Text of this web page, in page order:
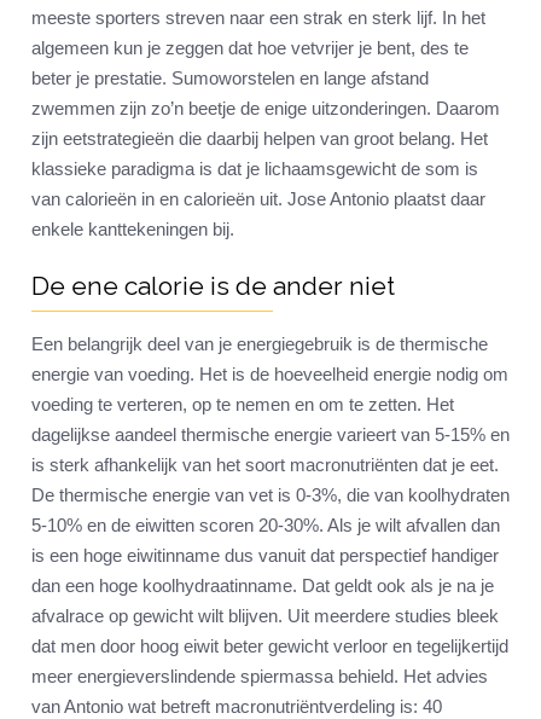
meeste sporters streven naar een strak en sterk lijf. In het
algemeen kun je zeggen dat hoe vetvrijer je bent, des te
beter je prestatie. Sumoworstelen en lange afstand
zwemmen zijn zo’n beetje de enige uitzonderingen. Daarom
zijn eetstrategieën die daarbij helpen van groot belang. Het
klassieke paradigma is dat je lichaamsgewicht de som is
van calorieën in en calorieën uit. Jose Antonio plaatst daar
enkele kanttekeningen bij.
De ene calorie is de ander niet
Een belangrijk deel van je energiegebruik is de thermische
energie van voeding. Het is de hoeveelheid energie nodig om
voeding te verteren, op te nemen en om te zetten. Het
dagelijkse aandeel thermische energie varieert van 5-15% en
is sterk afhankelijk van het soort macronutriënten dat je eet.
De thermische energie van vet is 0-3%, die van koolhydraten
5-10% en de eiwitten scoren 20-30%. Als je wilt afvallen dan
is een hoge eiwitinname dus vanuit dat perspectief handiger
dan een hoge koolhydraatinname. Dat geldt ook als je na je
afvalrace op gewicht wilt blijven. Uit meerdere studies bleek
dat men door hoog eiwit beter gewicht verloor en tegelijkertijd
meer energieverslindende spiermassa behield. Het advies
van Antonio wat betreft macronutriëntverdeling is: 40